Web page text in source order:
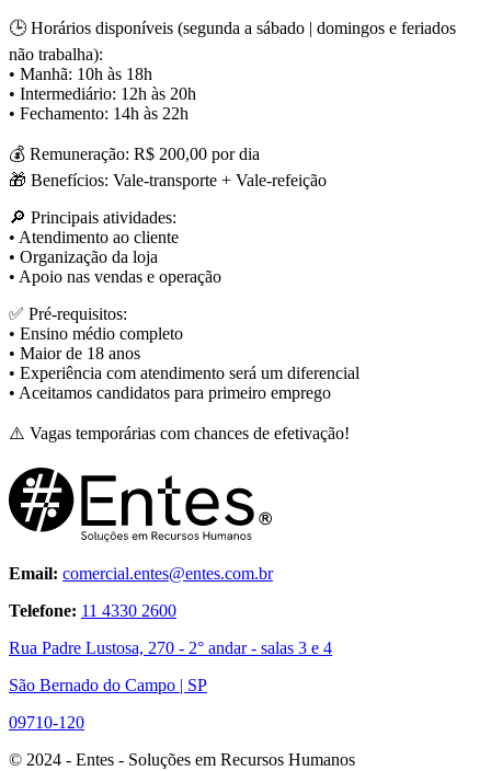
🕒 Horários disponíveis (segunda a sábado | domingos e feriados
não trabalha):
• Manhã: 10h às 18h
• Intermediário: 12h às 20h
• Fechamento: 14h às 22h
💰 Remuneração: R$ 200,00 por dia
🎁 Benefícios: Vale-transporte + Vale-refeição
🔎 Principais atividades:
• Atendimento ao cliente
• Organização da loja
• Apoio nas vendas e operação
✅ Pré-requisitos:
• Ensino médio completo
• Maior de 18 anos
• Experiência com atendimento será um diferencial
• Aceitamos candidatos para primeiro emprego
⚠️ Vagas temporárias com chances de efetivação!
Email: comercial.entes@entes.com.br
Telefone: 11 4330 2600
Rua Padre Lustosa, 270 - 2° andar - salas 3 e 4
São Bernado do Campo | SP
09710-120
© 2024 - Entes - Soluções em Recursos Humanos